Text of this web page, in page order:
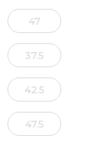
47
37.5
42.5
47.5